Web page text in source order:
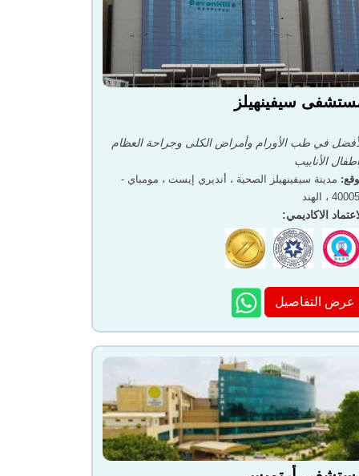
سيفينهيلز
في طب الأورام وأمراض الكلى وجراحة العظام
الأنابيب
: مدينة سيفينهيلز الصحية ، أنديري إيست ، مومباي -
، الهند
الاكاديمي:
عرض التفاصيل